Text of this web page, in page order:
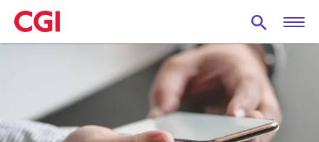
Skip
to
main